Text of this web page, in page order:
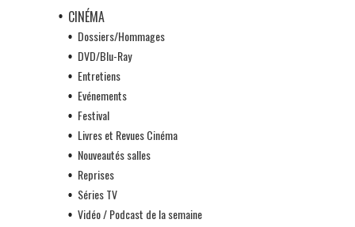
CINÉMA
Dossiers/Hommages
DVD/Blu-Ray
Entretiens
Evénements
Festival
Livres et Revues Cinéma
Nouveautés salles
Reprises
Séries TV
Vidéo / Podcast de la semaine